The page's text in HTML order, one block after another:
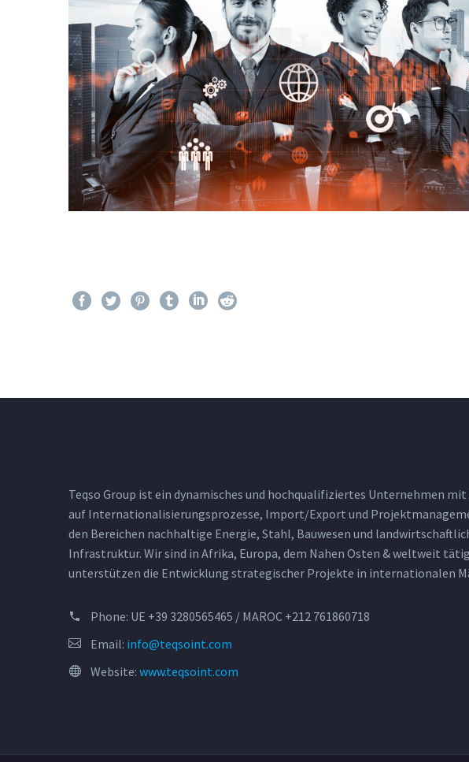
Teqso Group ist ein dynamisches und hochqualifiziertes Unternehmen mit
auf Internationalisierungsprozesse, Import/Export und
den Bereichen nachhaltige Energie, Stahl, Bauwesen und
Infrastruktur. Wir sind in Afrika, Europa, dem Nahen Osten & weltweit
unterstützen die Entwicklung strategischer Projekte in internationalen
Phone: UE +39 3280565465 / MAROC +212 761860718
Email: info@teqsoint.com
Website: www.teqsoint.com